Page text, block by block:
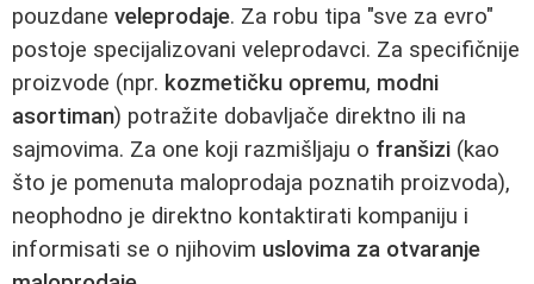
pouzdane veleprodaje. Za robu tipa "sve za evro"
postoje specijalizovani veleprodavci. Za specifičnije
proizvode (npr. kozmetičku opremu, modni
asortiman) potražite dobavljače direktno ili na
sajmovima. Za one koji razmišljaju o franšizi (kao
što je pomenuta maloprodaja poznatih proizvoda),
neophodno je direktno kontaktirati kompaniju i
informisati se o njihovim uslovima za otvaranje